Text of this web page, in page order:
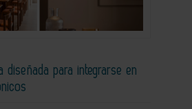
diseñada para integrarse en